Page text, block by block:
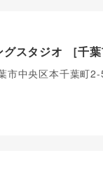
スタジオ ［千葉
市中央区本千葉町